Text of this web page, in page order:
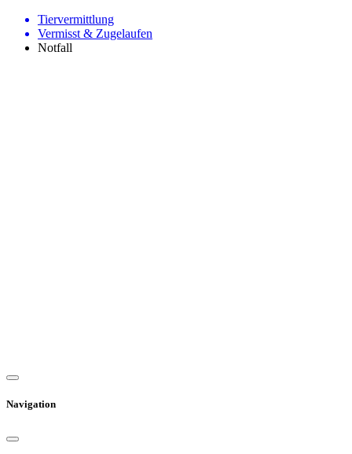
Tiervermittlung
Vermisst & Zugelaufen
Notfall
Navigation